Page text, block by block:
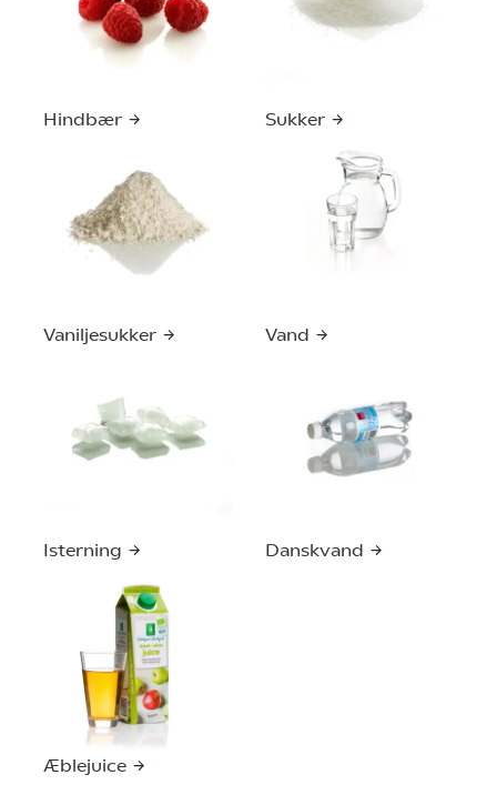
Hindbær Sukker
Vaniljesukker Vand
Isterning Danskvand
Æblejuice